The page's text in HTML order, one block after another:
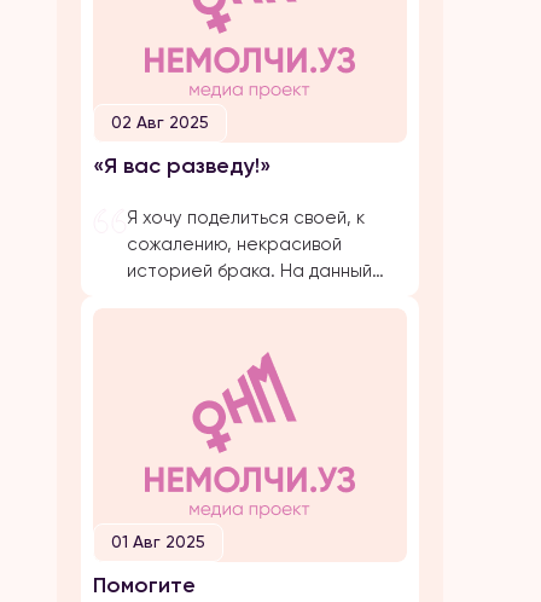
02 Авг 2025
«Я вас разведу!»
Я хочу поделиться своей, к
сожалению, некрасивой
историей брака. На данный
подвергаюсь публичной
травле, оскорблениям и
обвинениям в убийстве брата
своего супруга. Расскажу все
с начала… Я вышла замуж по
большой любви. Супруг меня
добивался несколько лет,
затем мы встречались почти 5
лет и он мне сделал
предложение. Мы […]
01 Авг 2025
Помогите